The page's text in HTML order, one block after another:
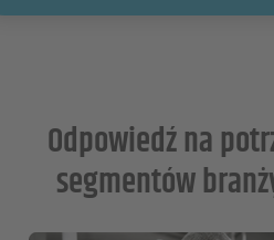
Odpowiedź na
segmentów